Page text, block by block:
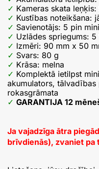
Kameras skata leņķis:
Kustības noteikšana:
Savienotājs: 5 pin
Uzlādes spriegums:
Izmēri: 90 mm x 50
Svars: 80 g
Krāsa: melna
Komplektā ietilpst
akumulators, tālvadības
rokasgrāmata
GARANTIJA 12
Ja vajadzīga ātra
brīvdienās), zvaniet pa